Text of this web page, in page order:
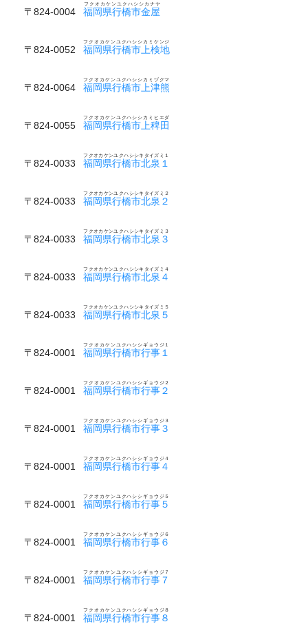
〒824-0004 福岡県行橋市金屋
フクオカケンユクハシシカナヤ
〒824-0052 福岡県行橋市上検地
フクオカケンユクハシシカミケンジ
〒824-0064 福岡県行橋市上津熊
フクオカケンユクハシシカミヅクマ
〒824-0055 福岡県行橋市上稗田
フクオカケンユクハシシカミヒエダ
〒824-0033 福岡県行橋市北泉１
フクオカケンユクハシシキタイズミ１
〒824-0033 福岡県行橋市北泉２
フクオカケンユクハシシキタイズミ２
〒824-0033 福岡県行橋市北泉３
フクオカケンユクハシシキタイズミ３
〒824-0033 福岡県行橋市北泉４
フクオカケンユクハシシキタイズミ４
〒824-0033 福岡県行橋市北泉５
フクオカケンユクハシシキタイズミ５
〒824-0001 福岡県行橋市行事１
フクオカケンユクハシシギョウジ１
〒824-0001 福岡県行橋市行事２
フクオカケンユクハシシギョウジ２
〒824-0001 福岡県行橋市行事３
フクオカケンユクハシシギョウジ３
〒824-0001 福岡県行橋市行事４
フクオカケンユクハシシギョウジ４
〒824-0001 福岡県行橋市行事５
フクオカケンユクハシシギョウジ５
〒824-0001 福岡県行橋市行事６
フクオカケンユクハシシギョウジ６
〒824-0001 福岡県行橋市行事７
フクオカケンユクハシシギョウジ７
〒824-0001 福岡県行橋市行事８
フクオカケンユクハシシギョウジ８